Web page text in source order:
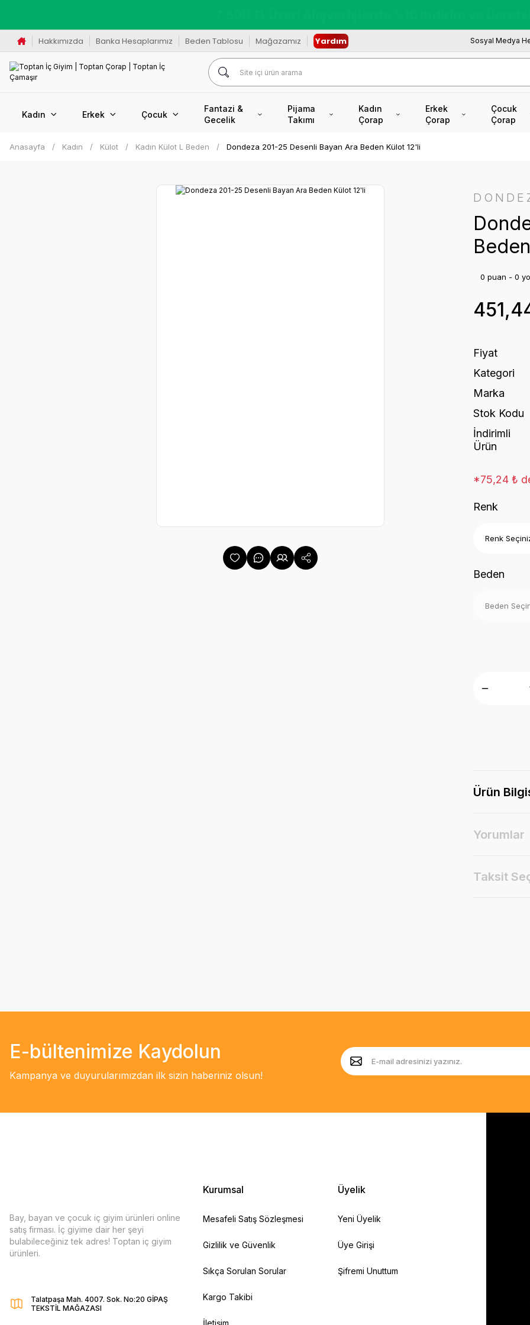
Hakkımızda Banka Hesaplarımız Beden Tablosu Mağazamız Yardım Sosyal Medya
Kadın Erkek Çocuk
Fantazi &
Gecelik
Pijama
Takımı
Kadın
Çorap
Erkek
Çorap
Çocuk
Çorap
Anasayfa Kadın Külot Kadın Külot L Beden Dondeza 201-25 Desenli Bayan Ara Beden Külot 12'li
0 puan - 0
Fiyat
Kategori
Marka
Stok Kodu
İndirimli
Ürün
*75,24 ₺
Renk
Beden
Ürün
Yorumlar
Taksit
E-bültenimize Kaydolun
Kampanya ve duyurularımızdan ilk sizin haberiniz olsun!
Bay, bayan ve çocuk iç giyim ürünleri online
satış firması. İç giyime dair her şeyi
bulabileceğiniz tek adres! Toptan iç giyim
ürünleri.
Talatpaşa Mah. 4007. Sok. No:20 GİPAŞ
TEKSTİL MAĞAZASI
Kurumsal
Mesafeli Satış Sözleşmesi
Gizlilik ve Güvenlik
Sıkça Sorulan Sorular
Kargo Takibi
İletişim
Üyelik
Yeni Üyelik
Üye Girişi
Şifremi Unuttum